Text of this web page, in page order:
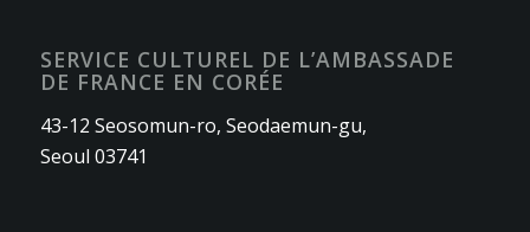
SERVICE CULTUREL DE L’AMBASSADE
DE FRANCE EN CORÉE
43-12 Seosomun-ro, Seodaemun-gu,
Seoul 03741